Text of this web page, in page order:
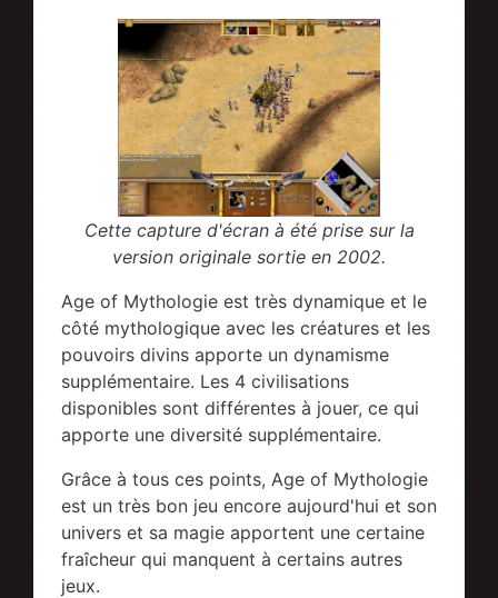
Cette capture d'écran à été prise sur la
version originale sortie en 2002.
Age of Mythologie est très dynamique et le
côté mythologique avec les créatures et les
pouvoirs divins apporte un dynamisme
supplémentaire. Les 4 civilisations
disponibles sont différentes à jouer, ce qui
apporte une diversité supplémentaire.
Grâce à tous ces points, Age of Mythologie
est un très bon jeu encore aujourd'hui et son
univers et sa magie apportent une certaine
fraîcheur qui manquent à certains autres
jeux.